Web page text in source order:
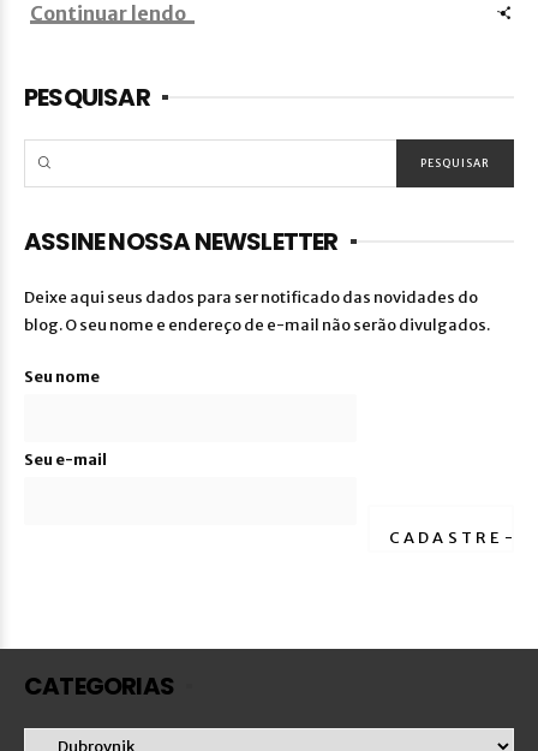
Continuar lendo
PESQUISAR
ASSINE NOSSA NEWSLETTER
Deixe aqui seus dados para ser notificado das novidades do
blog. O seu nome e endereço de e-mail não serão divulgados.
Seu nome
Seu e-mail
CATEGORIAS
Categorias